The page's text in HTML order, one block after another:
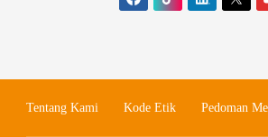
Tentang Kami Kode Etik Pedoman